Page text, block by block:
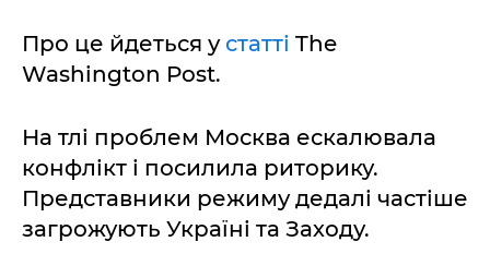
Про це йдеться у статті The
Washington Post.
На тлі проблем Москва ескалювала
конфлікт і посилила риторику.
Представники режиму дедалі частіше
загрожують Україні та Заходу.